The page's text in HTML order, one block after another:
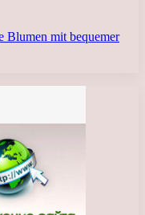
Blumen mit bequemer